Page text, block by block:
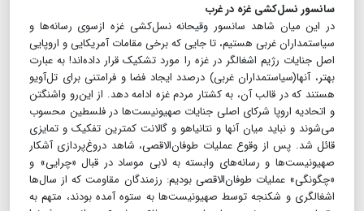
سانسور نسل‌کشی غزه در غرب
در این میان شاهد سانسور وقیحانه نسل‌کشی غزه ازسوی رسانه‌ها و
سیاستمداران غربی هستیم، تا جایی که برخی مقامات آمریکایی و اروپایی
اصل جنایات رژیم اشغالگر در غزه را مورد تشکیک قرار داده‌اند! به عبارت
بهتر، آنها(‌سیاستمداران غربی) در‌صدد ایجاد فضا و فرامتنی برای تل‌آویو
هستند که در قالب آن، به کشتار مردم غزه ادامه دهد. از این‌رو واشنگتن
و اتحادیه اروپا شرکای اصلی جنایات صهیونیست‌ها در فلسطین محسوب
می‌شوند و نباید میان آنها و نتانیاهو و گالانت کمترین تفکیک و تمایزی
قائل شد. پس از وقوع عملیات طوفان‌الاقصی، شاهد دروغ‌پردازی آشکار
صهیونیست‌ها و رسانه‌های وابسته به لابی موساد در قبال «چرایی» و
«چگونگی» عملیات طوفان‌الاقصی بودیم: رزمندگان مقاومت که از سال‌ها
اشغالگری و شکنجه توسط صهیونیست‌ها به ستوه آمده بودند، متهم به